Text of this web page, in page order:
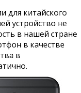
для китайского
устройство не
в нашей стране
в качестве
в